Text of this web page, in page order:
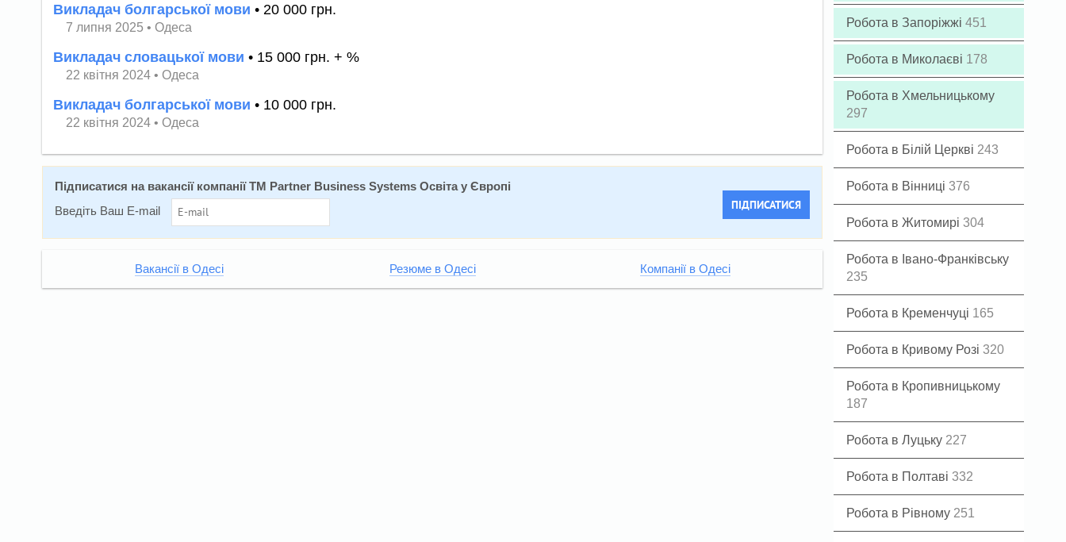
Викладач болгарської мови • 20 000 грн.
7 липня 2025 • Одеса
Викладач словацької мови • 15 000 грн. + %
22 квітня 2024• Одеса
Викладач болгарської мови • 10 000 грн.
22 квітня 2024• Одеса
Підписатися на вакансії компанії TM Partner Business Systems Освіта у Європі
Введіть Ваш E-mail
ПІДПИСАТИСЯ
Вакансії в Одесі Резюме в Одесі Компанії в Одесі
Робота в Запоріжжі 451
Робота в Миколаєві 178
Робота в Хмельницькому
297
Робота в Білій Церкві 243
Робота в Вінниці 376
Робота в Житомирі 304
Робота в Івано-Франківську
235
Робота в Кременчуці 165
Робота в Кривому Розі 320
Робота в Кропивницькому
187
Робота в Луцьку 227
Робота в Полтаві 332
Робота в Рівному 251